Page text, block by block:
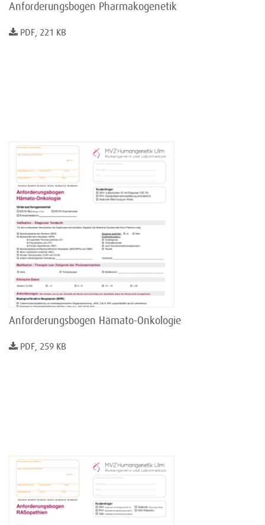
Anforderungsbogen Pharmakogenetik
PDF, 221 KB
Anforderungsbogen Hämato-Onkologie
PDF, 259 KB